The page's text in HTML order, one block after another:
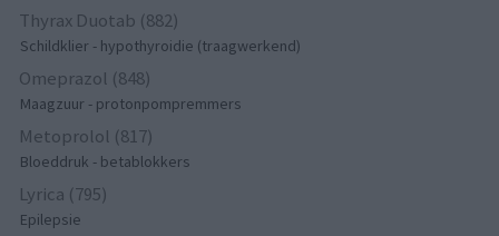
Thyrax Duotab (882)
Schildklier - hypothyroidie (traagwerkend)
Omeprazol (848)
Maagzuur - protonpompremmers
Metoprolol (817)
Bloeddruk - betablokkers
Lyrica (795)
Epilepsie